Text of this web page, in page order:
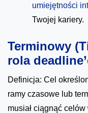
umiejętności
Twojej kariery.
Terminowy
rola
Definicja: Cel
ramy czasowe lub
musiał ciągnąć